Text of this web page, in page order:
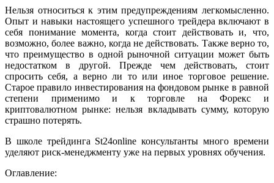
Нельзя относиться к этим предупреждениям легкомысленно.
Опыт и навыки настоящего успешного трейдера включают в
себя понимание момента, когда стоит действовать и, что,
возможно, более важно, когда не действовать. Также верно то,
что преимущество в одной рыночной ситуации может быть
недостатком в другой. Прежде чем действовать, стоит
спросить себя, а верно ли то или иное торговое решение.
Старое правило инвестирования на фондовом рынке в равной
степени применимо и к торговле на Форекс и
криптовалютном рынке: нельзя вкладывать сумму, которую
страшно потерять.
В школе трейдинга St24online консультанты много времени
уделяют риск-менеджменту уже на первых уровнях обучения.
Оглавление: